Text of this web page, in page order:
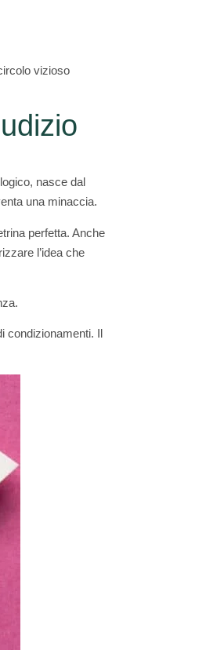
vizioso
nasce dal
una minaccia.
perfetta. Anche
l’idea che
condizionamenti. Il